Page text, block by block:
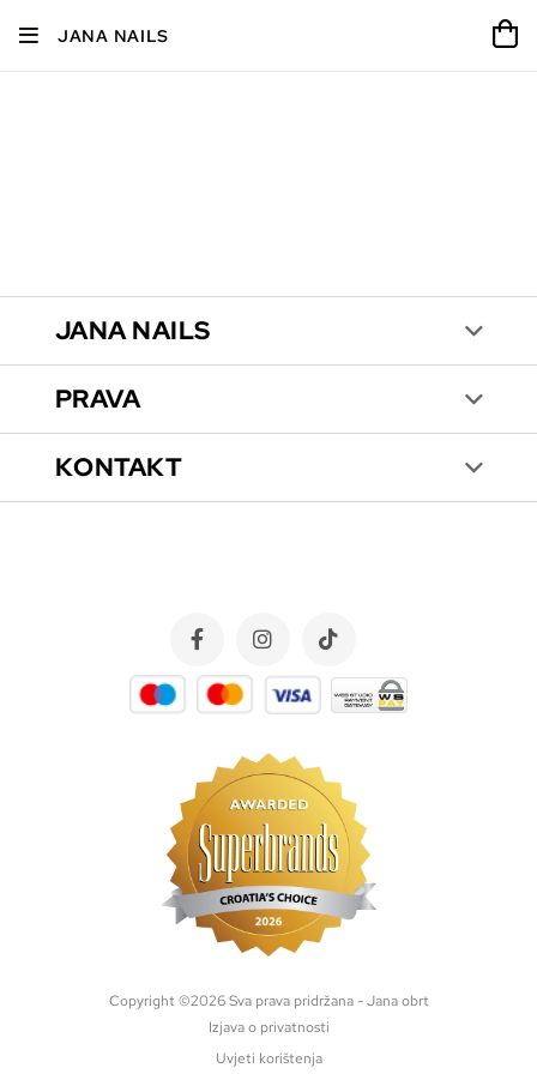
JANA NAILS
JANA NAILS
PRAVA
KONTAKT
Copyright ©2026 Sva prava pridržana - Jana obrt
Izjava o privatnosti
Uvjeti korištenja